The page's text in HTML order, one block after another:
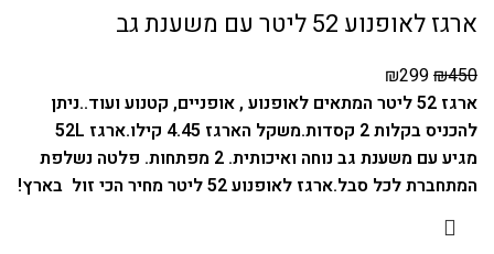
ארגז לאופנוע 52 ליטר עם משענת גב
₪450
₪299
ארגז 52 ליטר המתאים לאופנוע , אופניים, קטנוע ועוד..
ניתן
להכניס בקלות 2 קסדות.
משקל הארגז 4.45 קילו.
ארגז 52L
מגיע עם משענת גב נוחה ואיכותית. 2 מפתחות. פלטה נשלפת
המתחברת לכל סבל.ארגז לאופנוע 52 ליטר מחיר הכי זול בארץ!